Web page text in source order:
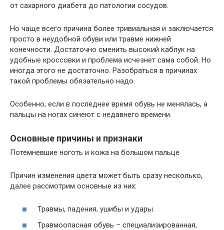
от сахарного диабета до патологии сосудов.
Но чаще всего причина более тривиальная и заключается
просто в неудобной обуви или травме нижней
конечности. Достаточно сменить высокий каблук на
удобные кроссовки и проблема исчезнет сама собой. Но
иногда этого не достаточно. Разобраться в причинах
такой проблемы обязательно надо.
Особенно, если в последнее время обувь не менялась, а
пальцы на ногах синеют с недавнего времени.
Основные причины и признаки
Потемневшие ноготь и кожа на большом пальце
Причин изменения цвета может быть сразу несколько,
далее рассмотрим основные из них:
Травмы, падения, ушибы и удары.
Травмоопасная обувь – специализированная,